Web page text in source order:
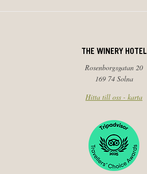
THE WINERY HOTEL
Rosenborgsgatan 20
169 74 Solna
Hitta till oss - karta